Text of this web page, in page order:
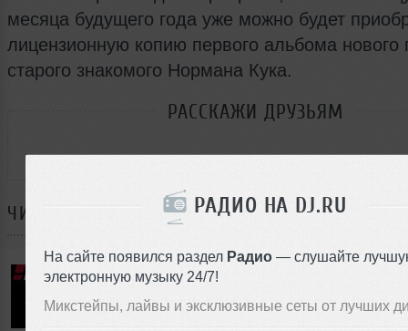
РАДИО НА DJ.RU
На сайте появился раздел Радио — слушайте
электронную музыку 24/7!
Микстейпы, лайвы и эксклюзивные сеты от лучших
месяца будущего года уже можно будет
лицензионную копию первого альбома нового
старого знакомого Нормана Кука.
РАССКАЖИ ДРУЗЬЯМ
ЧИТАЙТЕ ТАКЖЕ: